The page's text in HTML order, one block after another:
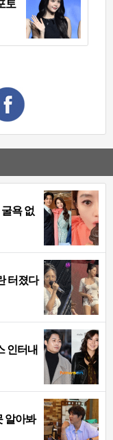
토
굴욕 없
터졌다
인터내
알아봐